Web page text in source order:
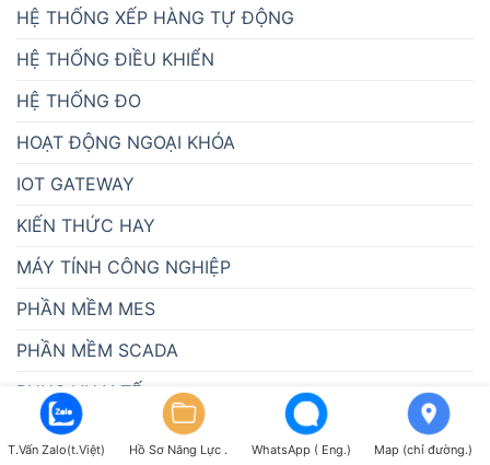
HỆ THỐNG XẾP HÀNG TỰ ĐỘNG
HỆ THỐNG ĐIỀU KHIỂN
HỆ THỐNG ĐO
HOẠT ĐỘNG NGOẠI KHÓA
IOT GATEWAY
KIẾN THỨC HAY
MÁY TÍNH CÔNG NGHIỆP
PHẦN MỀM MES
PHẦN MỀM SCADA
PHỤC VỤ Y TẾ
QUẢN LÝ BÃI ĐỖ XE
T.Vấn Zalo(t.Việt) Hồ Sơ Năng Lực . WhatsApp ( Eng.) Map (chỉ đường.)